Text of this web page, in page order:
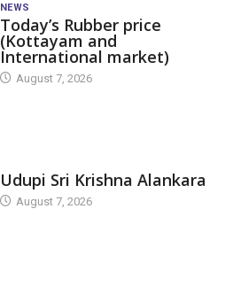
NEWS
Today’s Rubber price
(Kottayam and
International market)
August 7, 2026
Udupi Sri Krishna Alankara
August 7, 2026